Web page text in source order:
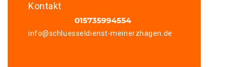
Kontakt
info@schluesseldienst-meinerzhagen.de